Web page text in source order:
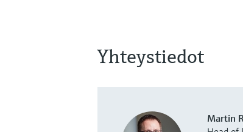
Yhteystiedot
Martin